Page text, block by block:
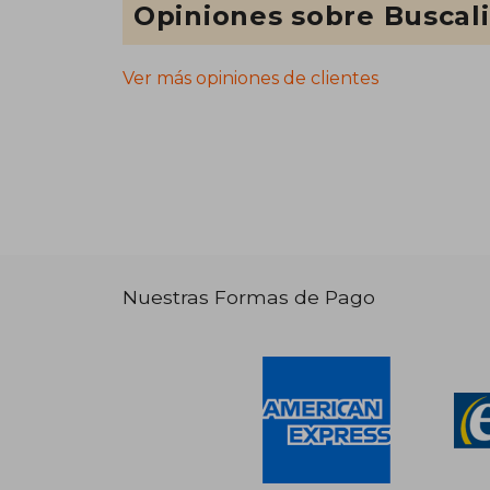
Opiniones sobre
Ver más opiniones de clientes
Nuestras Formas de Pago